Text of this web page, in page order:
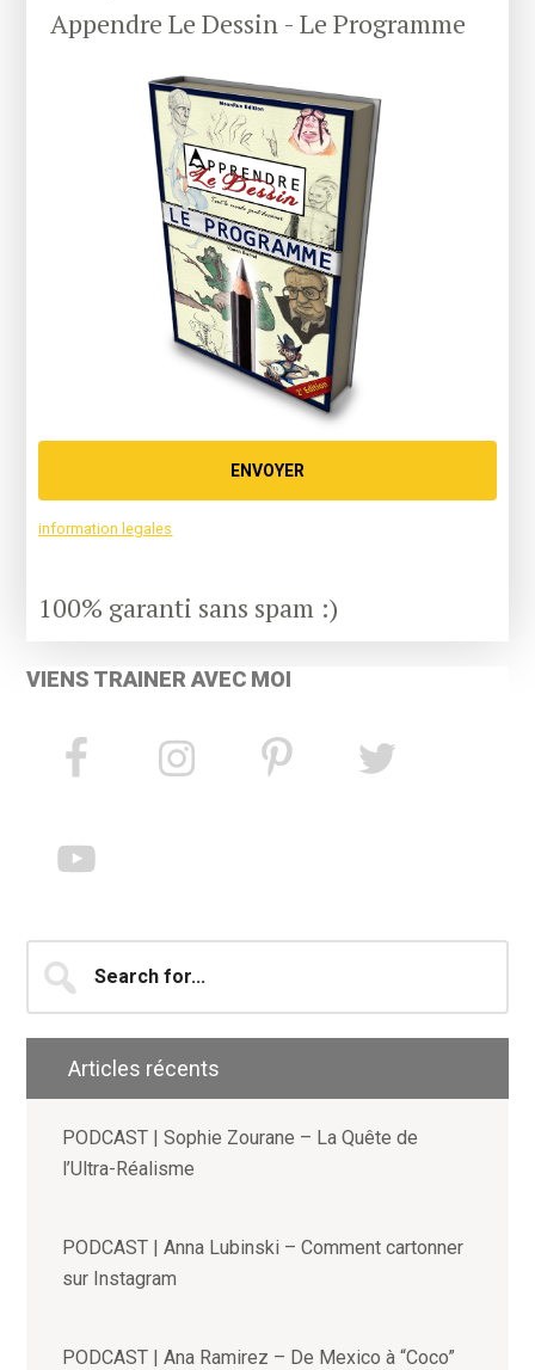
Appendre Le Dessin - Le Programme
ENVOYER
information legales
100% garanti sans spam :)
VIENS TRAINER AVEC MOI
for...
Articles récents
PODCAST | Sophie Zourane – La Quête de
l’Ultra-Réalisme
PODCAST | Anna Lubinski – Comment cartonner
sur Instagram
PODCAST | Ana Ramirez – De Mexico à “Coco”